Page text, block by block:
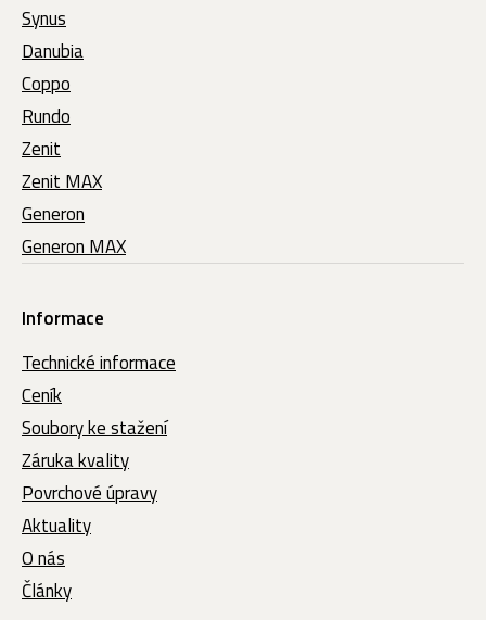
Synus
Danubia
Coppo
Rundo
Zenit
Zenit MAX
Generon
Generon MAX
Informace
Technické informace
Ceník
Soubory ke stažení
Záruka kvality
Povrchové úpravy
Aktuality
O nás
Články